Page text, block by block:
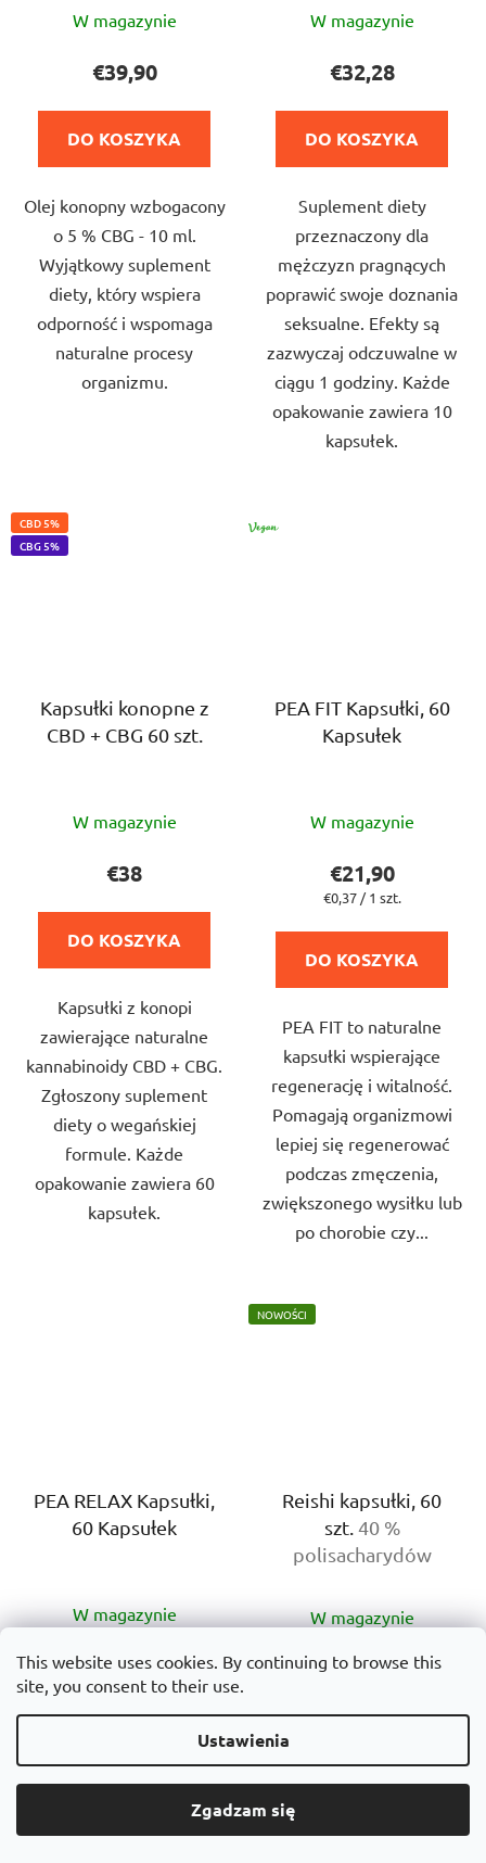
This website uses cookies. By continuing to browse this
site, you consent to their use.
Ustawienia
Zgadzam się
ocena
wynosi
5,0
na
gwiazdek.
W magazynie
€39,90
DO KOSZYKA
Olej konopny wzbogacony
o 5 % CBG - 10 ml.
Wyjątkowy suplement
diety, który wspiera
odporność i wspomaga
naturalne procesy
organizmu.
ocena
wynosi
5,0
na
gwiazdek.
W magazynie
€32,28
DO KOSZYKA
Suplement diety
przeznaczony dla
mężczyzn pragnących
poprawić swoje doznania
seksualne. Efekty są
zazwyczaj odczuwalne w
ciągu 1 godziny. Każde
opakowanie zawiera 10
kapsułek.
CBD 5%
CBG 5%
Kapsułki konopne z
CBD + CBG 60 szt.
ocena
produktu
na
gwiazdek.
W magazynie
€38
DO KOSZYKA
Kapsułki z konopi
zawierające naturalne
kannabinoidy CBD + CBG.
Zgłoszony suplement
diety o wegańskiej
formule. Każde
opakowanie zawiera 60
kapsułek.
VEGAN
PEA FIT Kapsułki, 60
Kapsułek
ocena
produktu
wynosi
na
W magazynie
€21,90
Cena
€0,37 / 1 szt.
DO KOSZYKA
PEA FIT to naturalne
kapsułki wspierające
regenerację i witalność.
Pomagają organizmowi
lepiej się regenerować
podczas zmęczenia,
zwiększonego wysiłku lub
po chorobie czy...
PEA RELAX Kapsułki,
60 Kapsułek
ocena
produktu
wynosi
5,0
5
gwiazdek.
W magazynie
€32,90
Cena
€0,55 / 1 szt.
PEA Relax są naturalnymi
NOWOŚCI
Reishi kapsułki, 60
szt. 40 %
polisacharydów
ocena
produktu
5,0
5
W magazynie
€18,60
odporność. Reishi